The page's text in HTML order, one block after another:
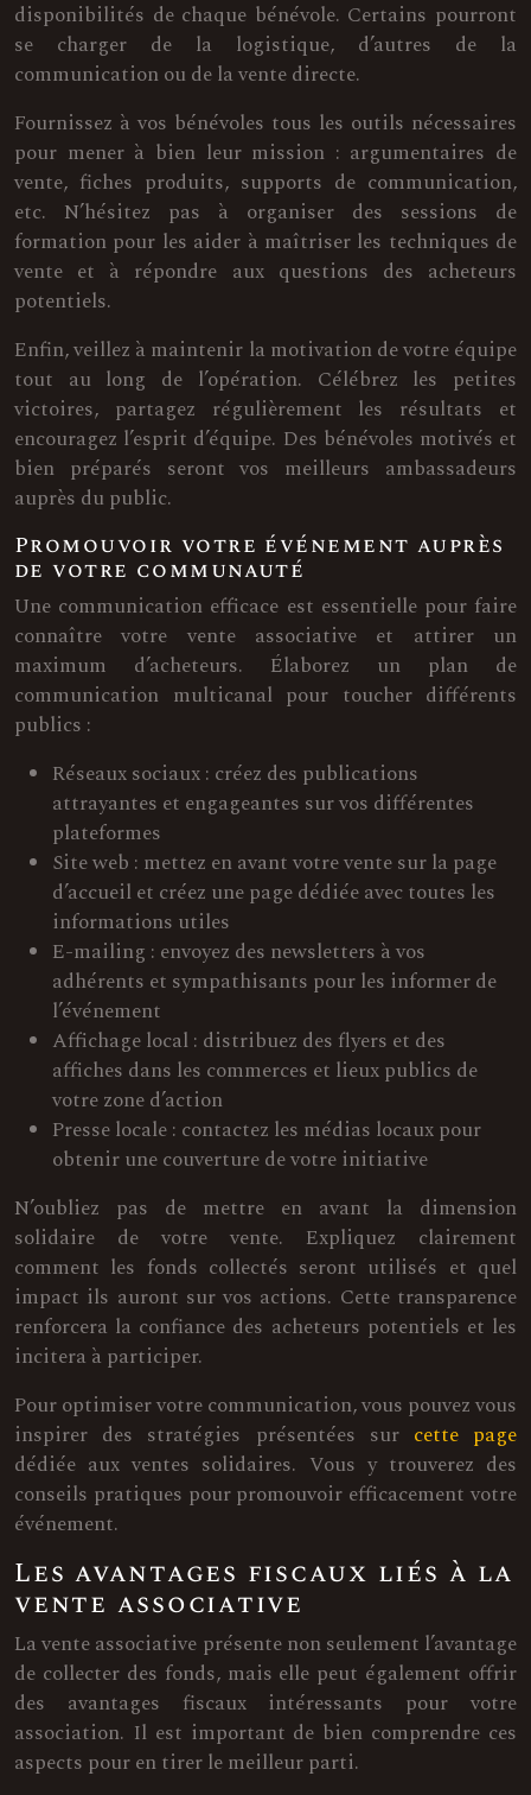
disponibilités de chaque bénévole. Certains pourront
se charger de la logistique, d’autres de la
communication ou de la vente directe.
Fournissez à vos bénévoles tous les outils nécessaires
pour mener à bien leur mission : argumentaires de
vente, fiches produits, supports de communication,
etc. N’hésitez pas à organiser des sessions de
formation pour les aider à maîtriser les techniques de
vente et à répondre aux questions des acheteurs
potentiels.
Enfin, veillez à maintenir la motivation de votre équipe
tout au long de l’opération. Célébrez les petites
victoires, partagez régulièrement les résultats et
encouragez l’esprit d’équipe. Des bénévoles motivés et
bien préparés seront vos meilleurs ambassadeurs
auprès du public.
Promouvoir votre événement auprès
de votre communauté
Une communication efficace est essentielle pour faire
connaître votre vente associative et attirer un
maximum d’acheteurs. Élaborez un plan de
communication multicanal pour toucher différents
publics :
Réseaux sociaux : créez des publications
attrayantes et engageantes sur vos différentes
plateformes
Site web : mettez en avant votre vente sur la page
d’accueil et créez une page dédiée avec toutes les
informations utiles
E-mailing : envoyez des newsletters à vos
adhérents et sympathisants pour les informer de
l’événement
Affichage local : distribuez des flyers et des
affiches dans les commerces et lieux publics de
votre zone d’action
Presse locale : contactez les médias locaux pour
obtenir une couverture de votre initiative
N’oubliez pas de mettre en avant la dimension
solidaire de votre vente. Expliquez clairement
comment les fonds collectés seront utilisés et quel
impact ils auront sur vos actions. Cette transparence
renforcera la confiance des acheteurs potentiels et les
incitera à participer.
Pour optimiser votre communication, vous pouvez vous
inspirer des stratégies présentées sur cette page
dédiée aux ventes solidaires. Vous y trouverez des
conseils pratiques pour promouvoir efficacement votre
événement.
Les avantages fiscaux liés à la
vente associative
La vente associative présente non seulement l’avantage
de collecter des fonds, mais elle peut également offrir
des avantages fiscaux intéressants pour votre
association. Il est important de bien comprendre ces
aspects pour en tirer le meilleur parti.